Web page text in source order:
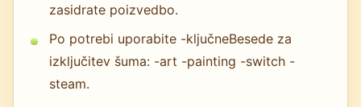
zasidrate poizvedbo.
Po potrebi uporabite -ključneBesede za
izključitev šuma: -art -painting -switch -
steam.